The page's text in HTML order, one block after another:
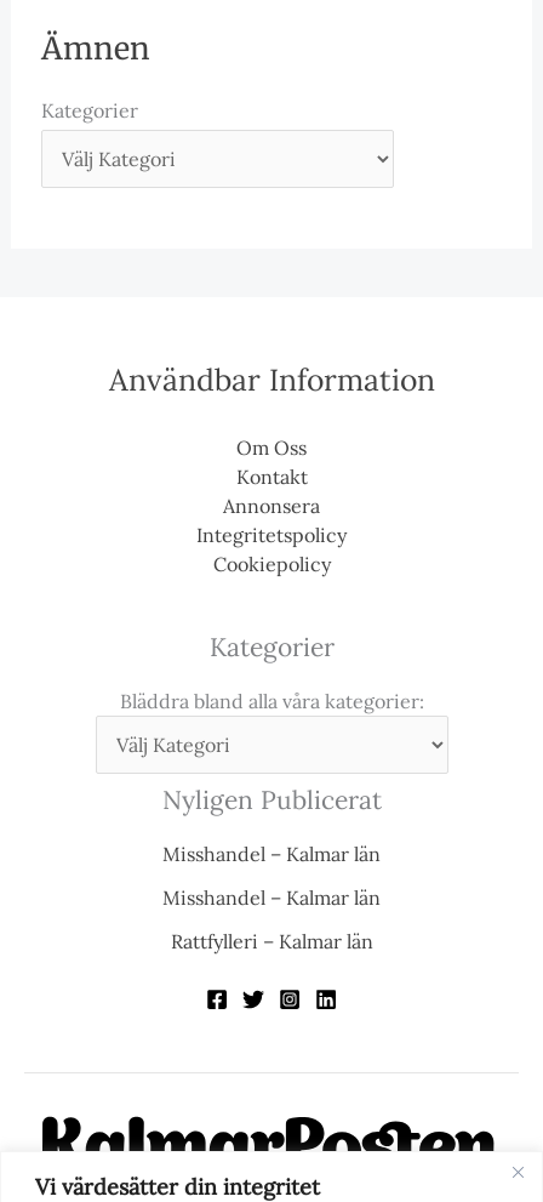
Vi värdesätter din integritet
Ämnen
Kategorier
Användbar Information
Om Oss
Kontakt
Annonsera
Integritetspolicy
Cookiepolicy
Kategorier
Bläddra bland alla våra kategorier:
Nyligen Publicerat
Misshandel – Kalmar län
Misshandel – Kalmar län
Rattfylleri – Kalmar län